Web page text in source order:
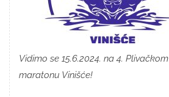
Vidimo se 15.6.2024. na 4. Plivačkom
maratonu Vinišće!